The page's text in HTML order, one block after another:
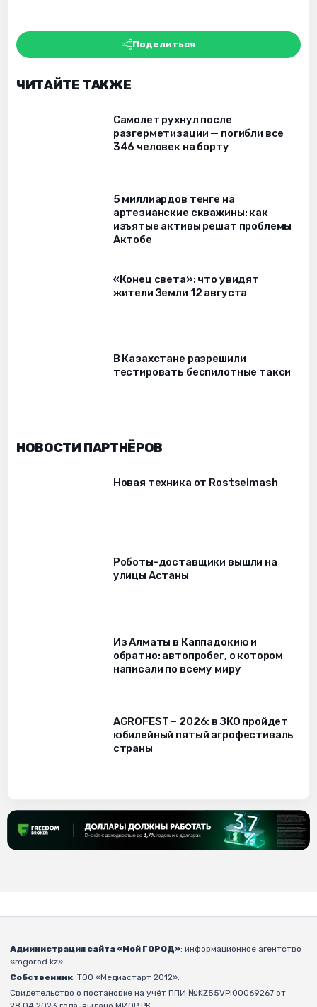
Поделиться
ЧИТАЙТЕ ТАКЖЕ
Самолет рухнул после
разгерметизации — погибли все
346 человек на борту
5 миллиардов тенге на
артезианские скважины: как
изъятые активы решат проблемы
Актобе
«Конец света»: что увидят
жители Земли 12 августа
В Казахстане разрешили
тестировать беспилотные такси
НОВОСТИ ПАРТНЁРОВ
Новая техника от Rostselmash
Роботы-доставщики вышли на
улицы Астаны
Из Алматы в Каппадокию и
обратно: автопробег, о котором
написали по всему миру
AGROFEST – 2026: в ЗКО пройдет
юбилейный пятый агрофестиваль
страны
Администрация сайта «Мой ГОРОД»: информационное агентство
«mgorod.kz».
Собственник: ТОО «Медиастарт 2012».
Свидетельство о постановке на учёт ППИ №KZ55VPI00069267 от